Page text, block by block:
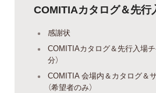
COMITIAカタログ＆先行
感謝状
COMITIAカタログ＆先行入場チ
分）
COMITIA 会場内＆カタログ＆
（希望者のみ）